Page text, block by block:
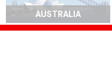
AUSTRALIA